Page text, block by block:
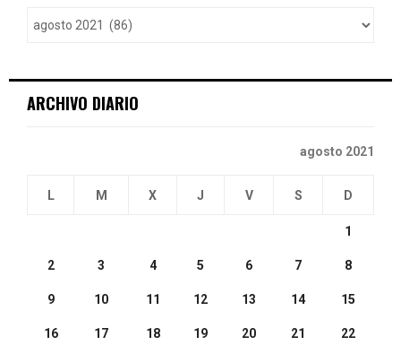
ARCHIVO DIARIO
agosto 2021
L M X J V S D
1
2 3 4 5 6 7 8
9 10 11 12 13 14 15
16 17 18 19 20 21 22